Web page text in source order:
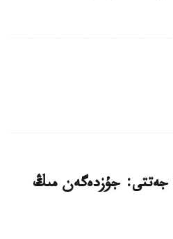
جەتتى: جۇزدەگەن مىڭ